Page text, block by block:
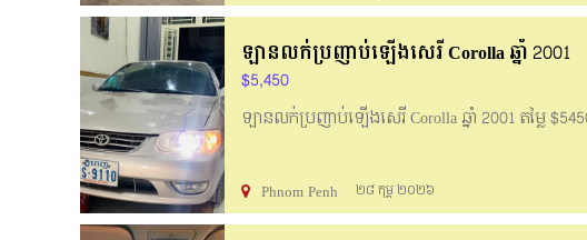
ឡានលក់ប្រញាប់ឡើងសេរី Corolla ឆ្នាំ 2001
$5,450
ឡានលក់ប្រញាប់ឡើងសេរី Corolla ឆ្នាំ 2001 តម្លៃ
Phnom Penh ២៨ កុម្ភ ២០២៦